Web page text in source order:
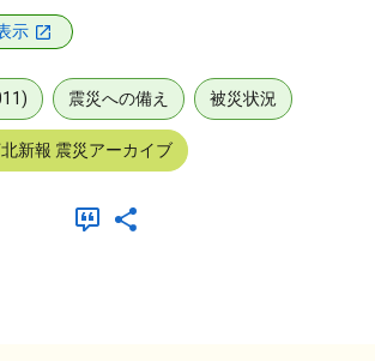
示
震災への備え 被災状況
新報 震災アーカイブ